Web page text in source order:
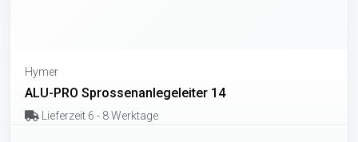
Hymer
ALU-PRO Sprossenanlegeleiter 14
Lieferzeit 6 - 8 Werktage